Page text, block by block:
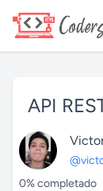
API
0% completado